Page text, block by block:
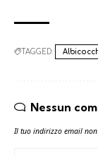
TAGGED:
Nessun
Il tuo indirizzo email